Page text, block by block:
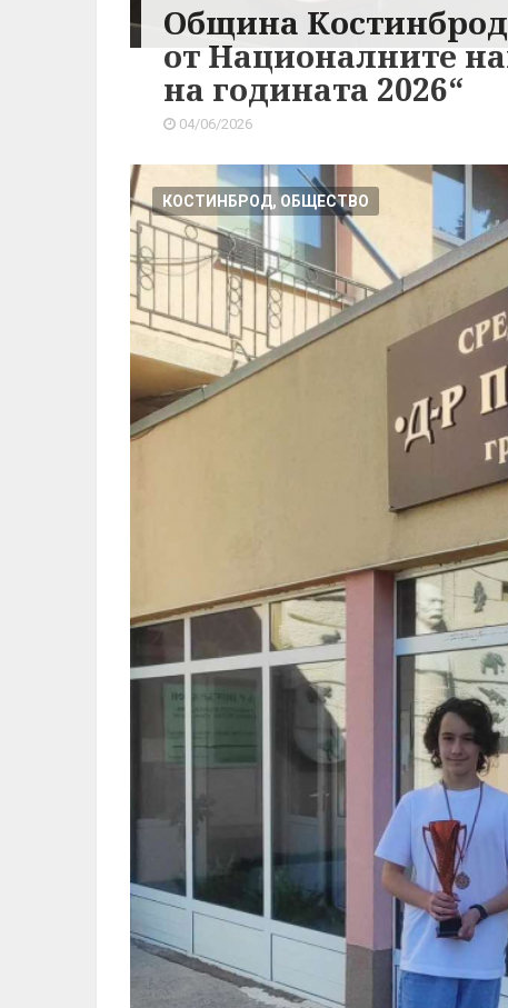
Община
от Националните
на годината 2026“
04/06/2026
КОСТИНБРОД, ОБЩЕСТВО